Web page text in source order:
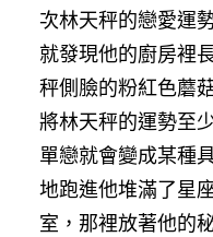
次林天秤的戀愛運
就發現他的廚房裡
秤側臉的粉紅色蘑
將林天秤的運勢至
單戀就會變成某種
地跑進他堆滿了星
室，那裡放著他的